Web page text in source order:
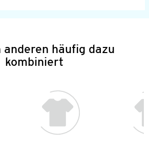
anderen häufig dazu
kombiniert